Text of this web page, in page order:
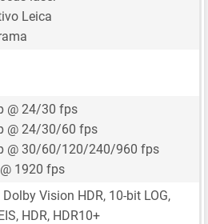
Leica
@ 24/30 fps
@ 24/30/60 fps
@ 30/60/120/240/960 fps
1920 fps
Vision HDR, 10-bit LOG,
HDR, HDR10+